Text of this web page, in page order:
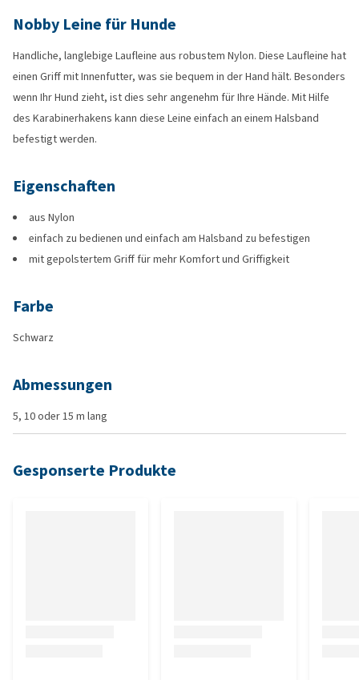
Nobby Leine für Hunde
Handliche, langlebige Laufleine aus robustem Nylon. Diese Laufleine hat
einen Griff mit Innenfutter, was sie bequem in der Hand hält. Besonders
wenn Ihr Hund zieht, ist dies sehr angenehm für Ihre Hände. Mit Hilfe
des Karabinerhakens kann diese Leine einfach an einem Halsband
befestigt werden.
Eigenschaften
aus Nylon
einfach zu bedienen und einfach am Halsband zu befestigen
mit gepolstertem Griff für mehr Komfort und Griffigkeit
Farbe
Schwarz
Abmessungen
5, 10 oder 15 m lang
Gesponserte Produkte